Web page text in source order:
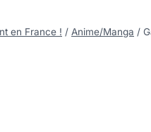
en France ! / Anime/Manga /